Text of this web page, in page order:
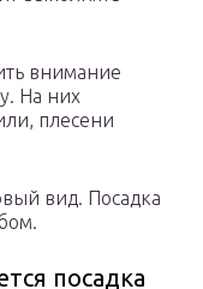
внимание
На них
плесени
вид. Посадка
посадка